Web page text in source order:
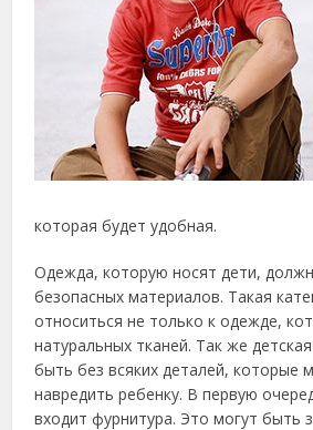
которая будет удобная.
Одежда, которую носят дети,
безопасных материалов. Такая
относиться не только к одежде,
натуральных тканей. Так же
быть без всяких деталей, которые
навредить ребенку. В первую
входит фурнитура. Это могут быть